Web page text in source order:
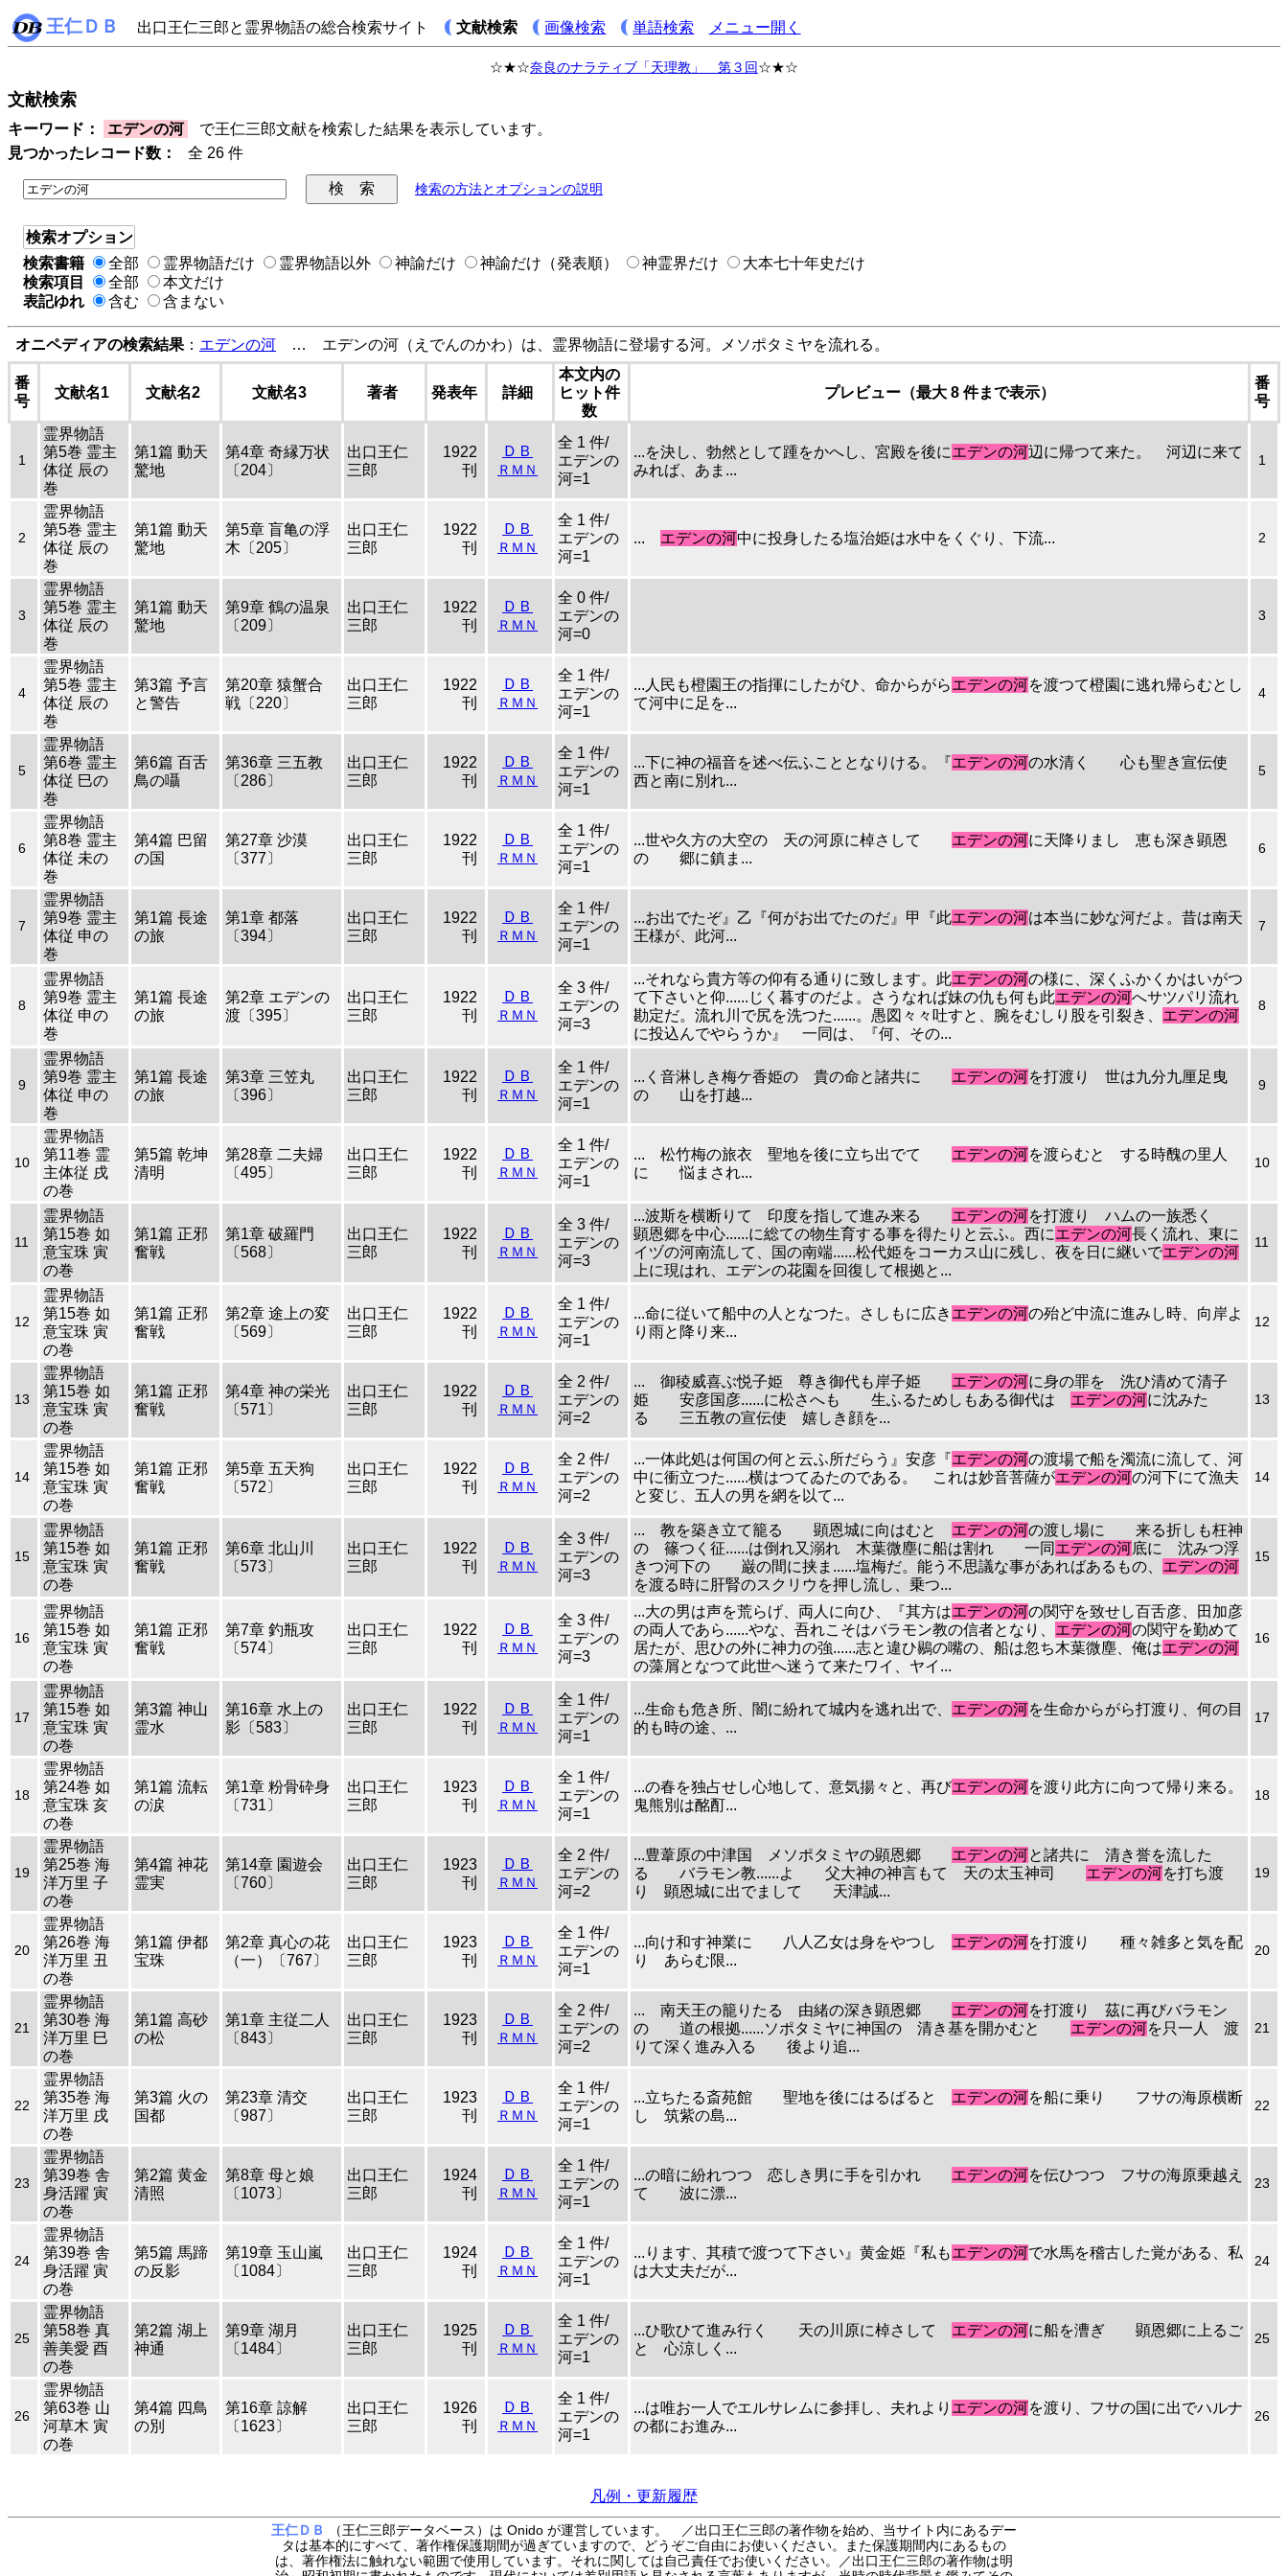
王仁ＤＢ 出口王仁三郎と霊界物語の総合検索サイト 文献検索 画像検索 単語検索 メニュー開く
☆★☆奈良のナラティブ「天理教」 第３回☆★☆
文献検索
キーワード： エデンの河
で王仁三郎文献を検索した結果を表示しています。
見つかったレコード数：
全 26 件
検索の方法とオプションの説明
検索オプション
検索書籍
全部 霊界物語だけ 霊界物語以外 神諭だけ 神諭だけ（発表順） 神霊界だけ
大本七十年史だけ
検索項目
全部
本文だけ
表記ゆれ
含む 含まない
オニペディアの検索結果： エデンの河 … エデンの河（えでんのかわ）は、霊界物語に登場する河。メソポタミヤを流れる。
番
号
文献名1 文献名2 文献名3 著者 発表年 詳細
本文内の
ヒット件
数
プレビュー（最大 8 件まで表示）
番
号
1
霊界物語
第5巻 霊主
体従 辰の
巻
第1篇 動天
驚地
第4章 奇縁万状
〔204〕
出口王仁
三郎
1922
刊
ＤＢ
ＲＭＮ
全 1 件/
エデンの
河=1
...を決し、勃然として踵をかへし、宮殿を後にエデンの河辺に帰つて来た。 河辺に来て
みれば、あま...
1
2
霊界物語
第5巻 霊主
体従 辰の
巻
第1篇 動天
驚地
第5章 盲亀の浮
木〔205〕
出口王仁
三郎
1922
刊
ＤＢ
ＲＭＮ
全 1 件/
エデンの
河=1
... エデンの河中に投身したる塩治姫は水中をくぐり、下流... 2
3
霊界物語
第5巻 霊主
体従 辰の
巻
第1篇 動天
驚地
第9章 鶴の温泉
〔209〕
出口王仁
三郎
1922
刊
ＤＢ
ＲＭＮ
全 0 件/
エデンの
河=0
3
4
霊界物語
第5巻 霊主
体従 辰の
巻
第3篇 予言
と警告
第20章 猿蟹合
戦〔220〕
出口王仁
三郎
1922
刊
ＤＢ
ＲＭＮ
全 1 件/
エデンの
河=1
...人民も橙園王の指揮にしたがひ、命からがらエデンの河を渡つて橙園に逃れ帰らむとし
て河中に足を...
4
5
霊界物語
第6巻 霊主
体従 巳の
巻
第6篇 百舌
鳥の囁
第36章 三五教
〔286〕
出口王仁
三郎
1922
刊
ＤＢ
ＲＭＮ
全 1 件/
エデンの
河=1
...下に神の福音を述べ伝ふこととなりける。『エデンの河の水清く 心も聖き宣伝使
西と南に別れ...
5
6
霊界物語
第8巻 霊主
体従 未の
巻
第4篇 巴留
の国
第27章 沙漠
〔377〕
出口王仁
三郎
1922
刊
ＤＢ
ＲＭＮ
全 1 件/
エデンの
河=1
...世や久方の大空の 天の河原に棹さして エデンの河に天降りまし 恵も深き顕恩
の 郷に鎮ま...
6
7
霊界物語
第9巻 霊主
体従 申の
巻
第1篇 長途
の旅
第1章 都落
〔394〕
出口王仁
三郎
1922
刊
ＤＢ
ＲＭＮ
全 1 件/
エデンの
河=1
...お出でたぞ』乙『何がお出でたのだ』甲『此エデンの河は本当に妙な河だよ。昔は南天
王様が、此河...
7
8
霊界物語
第9巻 霊主
体従 申の
巻
第1篇 長途
の旅
第2章 エデンの
渡〔395〕
出口王仁
三郎
1922
刊
ＤＢ
ＲＭＮ
全 3 件/
エデンの
河=3
...それなら貴方等の仰有る通りに致します。此エデンの河の様に、深くふかくかはいがつ
て下さいと仰......じく暮すのだよ。さうなれば妹の仇も何も此エデンの河へサツパリ流れ
勘定だ。流れ川で尻を洗つた......。愚図々々吐すと、腕をむしり股を引裂き、 エデンの河
に投込んでやらうか』 一同は、『何、その...
8
9
霊界物語
第9巻 霊主
体従 申の
巻
第1篇 長途
の旅
第3章 三笠丸
〔396〕
出口王仁
三郎
1922
刊
ＤＢ
ＲＭＮ
全 1 件/
エデンの
河=1
...く音淋しき梅ケ香姫の 貴の命と諸共に エデンの河を打渡り 世は九分九厘足曳
の 山を打越...
9
10
霊界物語
第11巻 霊
主体従 戌
の巻
第5篇 乾坤
清明
第28章 二夫婦
〔495〕
出口王仁
三郎
1922
刊
ＤＢ
ＲＭＮ
全 1 件/
エデンの
河=1
... 松竹梅の旅衣 聖地を後に立ち出でて エデンの河を渡らむと する時醜の里人
に 悩まされ...
10
11
霊界物語
第15巻 如
意宝珠 寅
の巻
第1篇 正邪
奮戦
第1章 破羅門
〔568〕
出口王仁
三郎
1922
刊
ＤＢ
ＲＭＮ
全 3 件/
エデンの
河=3
...波斯を横断りて 印度を指して進み来る エデンの河を打渡り ハムの一族悉く
顕恩郷を中心......に総ての物生育する事を得たりと云ふ。西にエデンの河長く流れ、東に
イヅの河南流して、国の南端......松代姫をコーカス山に残し、夜を日に継いでエデンの河
上に現はれ、エデンの花園を回復して根拠と...
11
12
霊界物語
第15巻 如
意宝珠 寅
の巻
第1篇 正邪
奮戦
第2章 途上の変
〔569〕
出口王仁
三郎
1922
刊
ＤＢ
ＲＭＮ
全 1 件/
エデンの
河=1
...命に従いて船中の人となつた。さしもに広き エデンの河の殆ど中流に進みし時、向岸よ
り雨と降り来...
12
13
霊界物語
第15巻 如
意宝珠 寅
の巻
第1篇 正邪
奮戦
第4章 神の栄光
〔571〕
出口王仁
三郎
1922
刊
ＤＢ
ＲＭＮ
全 2 件/
エデンの
河=2
... 御稜威喜ぶ悦子姫 尊き御代も岸子姫 エデンの河に身の罪を 洗ひ清めて清子
姫 安彦国彦......に松さへも 生ふるためしもある御代は エデンの河に沈みた
る 三五教の宣伝使 嬉しき顔を...
13
14
霊界物語
第15巻 如
意宝珠 寅
の巻
第1篇 正邪
奮戦
第5章 五天狗
〔572〕
出口王仁
三郎
1922
刊
ＤＢ
ＲＭＮ
全 2 件/
エデンの
河=2
...一体此処は何国の何と云ふ所だらう』安彦『エデンの河の渡場で船を濁流に流して、河
中に衝立つた......横はつてゐたのである。 これは妙音菩薩がエデンの河の河下にて漁夫
と変じ、五人の男を網を以て...
14
15
霊界物語
第15巻 如
意宝珠 寅
の巻
第1篇 正邪
奮戦
第6章 北山川
〔573〕
出口王仁
三郎
1922
刊
ＤＢ
ＲＭＮ
全 3 件/
エデンの
河=3
... 教を築き立て籠る 顕恩城に向はむと エデンの河の渡し場に 来る折しも枉神
の 篠つく征......は倒れ又溺れ 木葉微塵に船は割れ 一同 エデンの河底に 沈みつ浮
きつ河下の 巌の間に挟ま......塩梅だ。能う不思議な事があればあるもの、 エデンの河
を渡る時に肝腎のスクリウを押し流し、乗つ...
15
16
霊界物語
第15巻 如
意宝珠 寅
の巻
第1篇 正邪
奮戦
第7章 釣瓶攻
〔574〕
出口王仁
三郎
1922
刊
ＤＢ
ＲＭＮ
全 3 件/
エデンの
河=3
...大の男は声を荒らげ、両人に向ひ、『其方はエデンの河の関守を致せし百舌彦、田加彦
の両人であら......やな、吾れこそはバラモン教の信者となり、 エデンの河の関守を勤めて
居たが、思ひの外に神力の強......志と違ひ鶍の嘴の、船は忽ち木葉微塵、俺はエデンの河
の藻屑となつて此世へ迷うて来たワイ、ヤイ...
16
17
霊界物語
第15巻 如
意宝珠 寅
の巻
第3篇 神山
霊水
第16章 水上の
影〔583〕
出口王仁
三郎
1922
刊
ＤＢ
ＲＭＮ
全 1 件/
エデンの
河=1
...生命も危き所、闇に紛れて城内を逃れ出で、 エデンの河を生命からがら打渡り、何の目
的も時の途、...
17
18
霊界物語
第24巻 如
意宝珠 亥
の巻
第1篇 流転
の涙
第1章 粉骨砕身
〔731〕
出口王仁
三郎
1923
刊
ＤＢ
ＲＭＮ
全 1 件/
エデンの
河=1
...の春を独占せし心地して、意気揚々と、再びエデンの河を渡り此方に向つて帰り来る。
鬼熊別は酩酊...
18
19
霊界物語
第25巻 海
洋万里 子
の巻
第4篇 神花
霊実
第14章 園遊会
〔760〕
出口王仁
三郎
1923
刊
ＤＢ
ＲＭＮ
全 2 件/
エデンの
河=2
...豊葦原の中津国 メソポタミヤの顕恩郷 エデンの河と諸共に 清き誉を流した
る バラモン教......よ 父大神の神言もて 天の太玉神司 エデンの河を打ち渡
り 顕恩城に出でまして 天津誠...
19
20
霊界物語
第26巻 海
洋万里 丑
の巻
第1篇 伊都
宝珠
第2章 真心の花
（一）〔767〕
出口王仁
三郎
1923
刊
ＤＢ
ＲＭＮ
全 1 件/
エデンの
河=1
...向け和す神業に 八人乙女は身をやつし エデンの河を打渡り 種々雑多と気を配
り あらむ限...
20
21
霊界物語
第30巻 海
洋万里 巳
の巻
第1篇 高砂
の松
第1章 主従二人
〔843〕
出口王仁
三郎
1923
刊
ＤＢ
ＲＭＮ
全 2 件/
エデンの
河=2
... 南天王の籠りたる 由緒の深き顕恩郷 エデンの河を打渡り 茲に再びバラモン
の 道の根拠......ソポタミヤに神国の 清き基を開かむと エデンの河を只一人 渡
りて深く進み入る 後より追...
21
22
霊界物語
第35巻 海
洋万里 戌
の巻
第3篇 火の
国都
第23章 清交
〔987〕
出口王仁
三郎
1923
刊
ＤＢ
ＲＭＮ
全 1 件/
エデンの
河=1
...立ちたる斎苑館 聖地を後にはるばると エデンの河を船に乗り フサの海原横断
し 筑紫の島...
22
23
霊界物語
第39巻 舎
身活躍 寅
の巻
第2篇 黄金
清照
第8章 母と娘
〔1073〕
出口王仁
三郎
1924
刊
ＤＢ
ＲＭＮ
全 1 件/
エデンの
河=1
...の暗に紛れつつ 恋しき男に手を引かれ エデンの河を伝ひつつ フサの海原乗越え
て 波に漂...
23
24
霊界物語
第39巻 舎
身活躍 寅
の巻
第5篇 馬蹄
の反影
第19章 玉山嵐
〔1084〕
出口王仁
三郎
1924
刊
ＤＢ
ＲＭＮ
全 1 件/
エデンの
河=1
...ります、其積で渡つて下さい』黄金姫『私もエデンの河で水馬を稽古した覚がある、私
は大丈夫だが...
24
25
霊界物語
第58巻 真
善美愛 酉
の巻
第2篇 湖上
神通
第9章 湖月
〔1484〕
出口王仁
三郎
1925
刊
ＤＢ
ＲＭＮ
全 1 件/
エデンの
河=1
...ひ歌ひて進み行く 天の川原に棹さして エデンの河に船を漕ぎ 顕恩郷に上るご
と 心涼しく...
25
26
霊界物語
第63巻 山
河草木 寅
の巻
第4篇 四鳥
の別
第16章 諒解
〔1623〕
出口王仁
三郎
1926
刊
ＤＢ
ＲＭＮ
全 1 件/
エデンの
河=1
...は唯お一人でエルサレムに参拝し、夫れより エデンの河を渡り、フサの国に出でハルナ
の都にお進み...
26
凡例・更新履歴
王仁ＤＢ （王仁三郎データベース）は Onido が運営しています。
／出口王仁三郎の著作物を始め、当サイト内にあるデー
タは基本的にすべて、著作権保護期間が過ぎていますので、どうぞご自由にお使いください。また保護期間内にあるもの
は、著作権法に触れない範囲で使用しています。それに関しては自己責任でお使いください。／出口王仁三郎の著作物は明